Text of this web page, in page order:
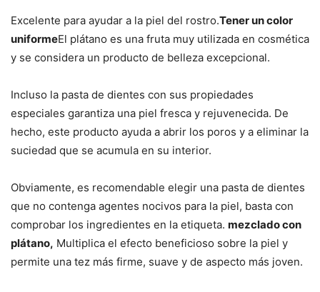
Excelente para ayudar a la piel del rostro.Tener un color
uniformeEl plátano es una fruta muy utilizada en cosmética
y se considera un producto de belleza excepcional.
Incluso la pasta de dientes con sus propiedades
especiales garantiza una piel fresca y rejuvenecida. De
hecho, este producto ayuda a abrir los poros y a eliminar la
suciedad que se acumula en su interior.
Obviamente, es recomendable elegir una pasta de dientes
que no contenga agentes nocivos para la piel, basta con
comprobar los ingredientes en la etiqueta. mezclado con
plátano, Multiplica el efecto beneficioso sobre la piel y
permite una tez más firme, suave y de aspecto más joven.